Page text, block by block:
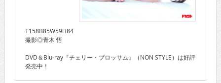
T158B85W59H84
撮影◎青木 悟
DVD＆Blu-ray『チェリー・ブロッサム』（NON STYLE）は好評
発売中！